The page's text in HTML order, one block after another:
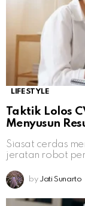
LIFESTYLE
Taktik Lolos
Menyusun
Siasat cerdas
jeratan robot
by Jati Sunarto